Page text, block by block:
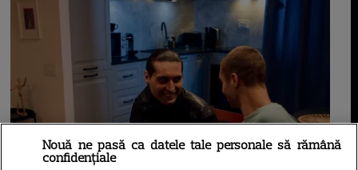
Nouă ne pasă ca datele tale personale să rămână
confidențiale